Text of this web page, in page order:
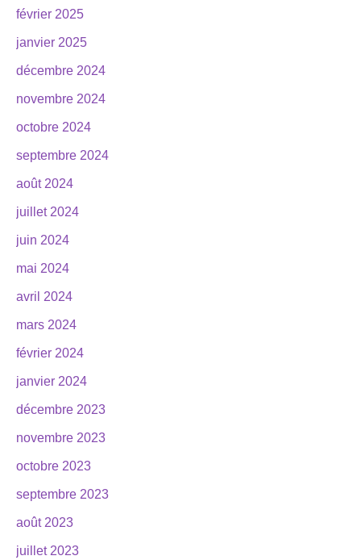
février 2025
janvier 2025
décembre 2024
novembre 2024
octobre 2024
septembre 2024
août 2024
juillet 2024
juin 2024
mai 2024
avril 2024
mars 2024
février 2024
janvier 2024
décembre 2023
novembre 2023
octobre 2023
septembre 2023
août 2023
juillet 2023